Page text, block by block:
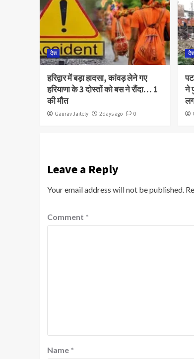
देश
हरिद्वार में बड़ा हादसा, कांवड़ लेने गए
हरियाणा के 3 दोस्तों को बस ने रौंदा… 1
की मौत
Gaurav Jaitely 2 days ago 0
ने
Leave a Reply
Your email address will not be published.
Comment *
Name *